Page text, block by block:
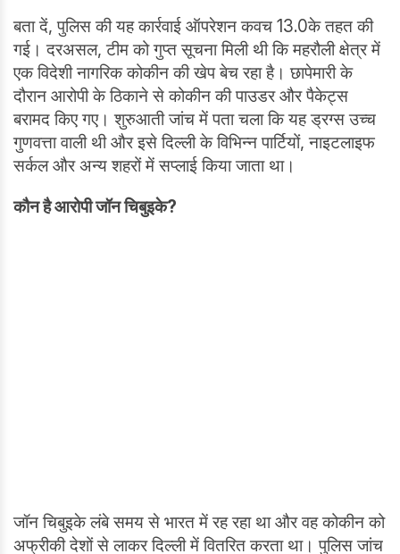
बता दें, पुलिस की यह कार्रवाई ऑपरेशन कवच 13.0के तहत की
गई। दरअसल, टीम को गुप्त सूचना मिली थी कि महरौली क्षेत्र में
एक विदेशी नागरिक कोकीन की खेप बेच रहा है। छापेमारी के
दौरान आरोपी के ठिकाने से कोकीन की पाउडर और पैकेट्स
बरामद किए गए। शुरुआती जांच में पता चला कि यह ड्रग्स उच्च
गुणवत्ता वाली थी और इसे दिल्ली के विभिन्न पार्टियों, नाइटलाइफ
सर्कल और अन्य शहरों में सप्लाई किया जाता था।
कौन है आरोपी जॉन चिबुइके?
जॉन चिबुइके लंबे समय से भारत में रह रहा था और वह कोकीन को
अफ्रीकी देशों से लाकर दिल्ली में वितरित करता था। पुलिस जांच